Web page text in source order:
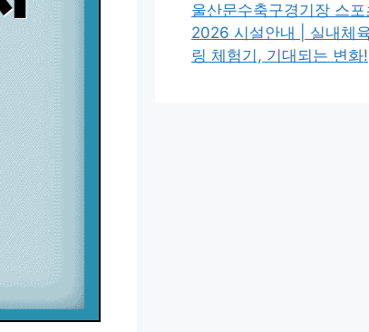
울산문수축구경기장 스포
2026 시설안내 | 실내체
링 체험기, 기대되는 변화!